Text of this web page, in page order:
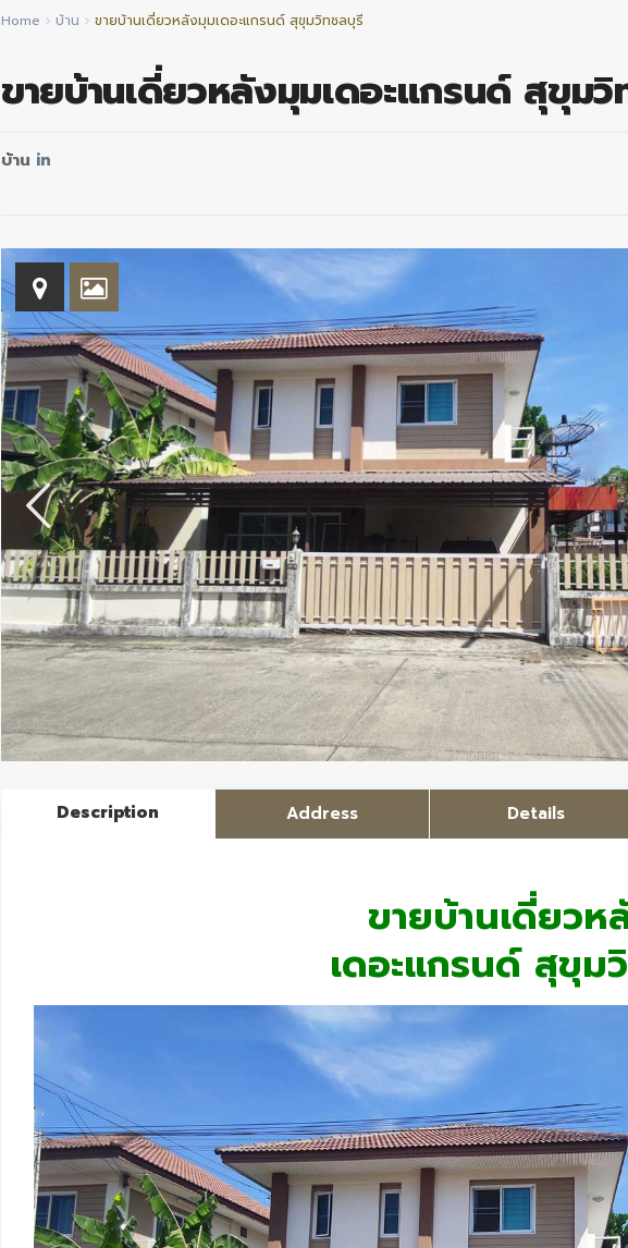
Home บ้าน ขายบ้านเดี่ยวหลังมุมเดอะแกรนด์ สุขุมวิทชลบุรี
ขายบ้านเดี่ยวหลังมุมเดอะแกรนด์ สุขุม
บ้าน in
Description Address Details
ขายบ้านเดี่ยวห
เดอะแกรนด์ สุขุม